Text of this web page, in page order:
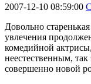
2007-12-10 08:59:00
Довольно
увлечения
комедийной
неестественным,
совершенно новой